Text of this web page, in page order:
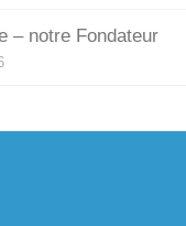
– notre Fondateur